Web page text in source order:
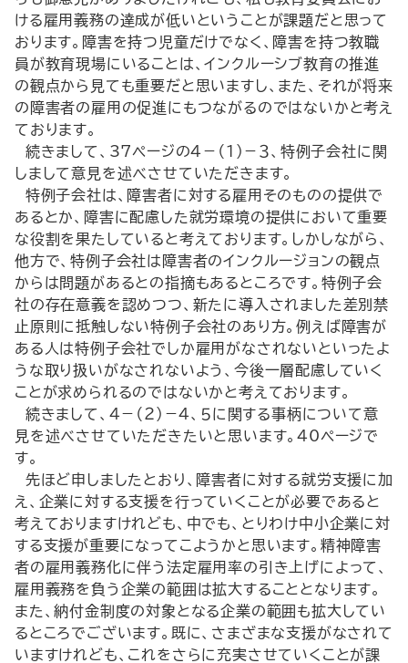
ける雇用義務の達成が低いということが課題だと思って
おります。障害を持つ児童だけでなく、障害を持つ教職
員が教育現場にいることは、インクルーシブ教育の推進
の観点から見ても重要だと思いますし、また、それが将来
の障害者の雇用の促進にもつながるのではないかと考え
ております。
続きまして、37ページの４－（１）－３、特例子会社に関
しまして意見を述べさせていただきます。
特例子会社は、障害者に対する雇用そのものの提供で
あるとか、障害に配慮した就労環境の提供において重要
な役割を果たしていると考えております。しかしながら、
他方で、特例子会社は障害者のインクルージョンの観点
からは問題があるとの指摘もあるところです。特例子会
社の存在意義を認めつつ、新たに導入されました差別禁
止原則に抵触しない特例子会社のあり方。例えば障害が
ある人は特例子会社でしか雇用がなされないといったよ
うな取り扱いがなされないよう、今後一層配慮していく
ことが求められるのではないかと考えております。
続きまして、４－（２）－４、５に関する事柄について意
見を述べさせていただきたいと思います。40ページで
す。
先ほど申しましたとおり、障害者に対する就労支援に加
え、企業に対する支援を行っていくことが必要であると
考えておりますけれども、中でも、とりわけ中小企業に対
する支援が重要になってこようかと思います。精神障害
者の雇用義務化に伴う法定雇用率の引き上げによって、
雇用義務を負う企業の範囲は拡大することとなります。
また、納付金制度の対象となる企業の範囲も拡大してい
るところでございます。既に、さまざまな支援がなされて
いますけれども、これをさらに充実させていくことが課